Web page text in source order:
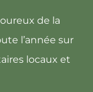
de la
l’année sur
locaux et